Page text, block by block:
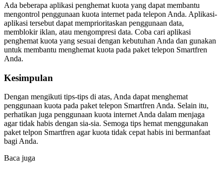
Ada beberapa aplikasi penghemat kuota yang dapat membantu
mengontrol penggunaan kuota internet pada telepon Anda. Aplikasi-
aplikasi tersebut dapat memprioritaskan penggunaan data,
memblokir iklan, atau mengompresi data. Coba cari aplikasi
penghemat kuota yang sesuai dengan kebutuhan Anda dan gunakan
untuk membantu menghemat kuota pada paket telepon Smartfren
Anda.
Kesimpulan
Dengan mengikuti tips-tips di atas, Anda dapat menghemat
penggunaan kuota pada paket telepon Smartfren Anda. Selain itu,
perhatikan juga penggunaan kuota internet Anda dalam menjaga
agar tidak habis dengan sia-sia. Semoga tips hemat menggunakan
paket telpon Smartfren agar kuota tidak cepat habis ini bermanfaat
bagi Anda.
Baca juga